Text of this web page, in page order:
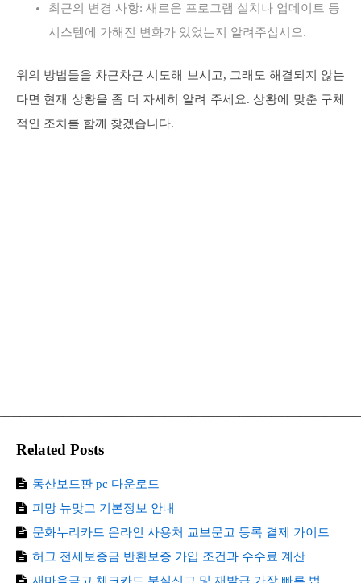
최근의 변경 사항: 새로운 프로그램 설치나 업데이트 등
시스템에 가해진 변화가 있었는지 알려주십시오.
위의 방법들을 차근차근 시도해 보시고, 그래도 해결되지 않는
다면 현재 상황을 좀 더 자세히 알려 주세요. 상황에 맞춘 구체
적인 조치를 함께 찾겠습니다.
Related Posts
동산보드판 pc 다운로드
피망 뉴맞고 기본정보 안내
문화누리카드 온라인 사용처 교보문고 등록 결제 가이드
허그 전세보증금 반환보증 가입 조건과 수수료 계산
새마을금고 체크카드 분실신고 및 재발급 가장 빠른 법